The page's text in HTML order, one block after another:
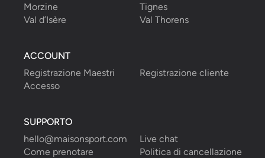
Morzine
Tignes
Val d’Isère
Val Thorens
ACCOUNT
Registrazione Maestri
Registrazione cliente
Accesso
SUPPORTO
hello@maisonsport.com
Live chat
Come prenotare
Politica di cancellazione